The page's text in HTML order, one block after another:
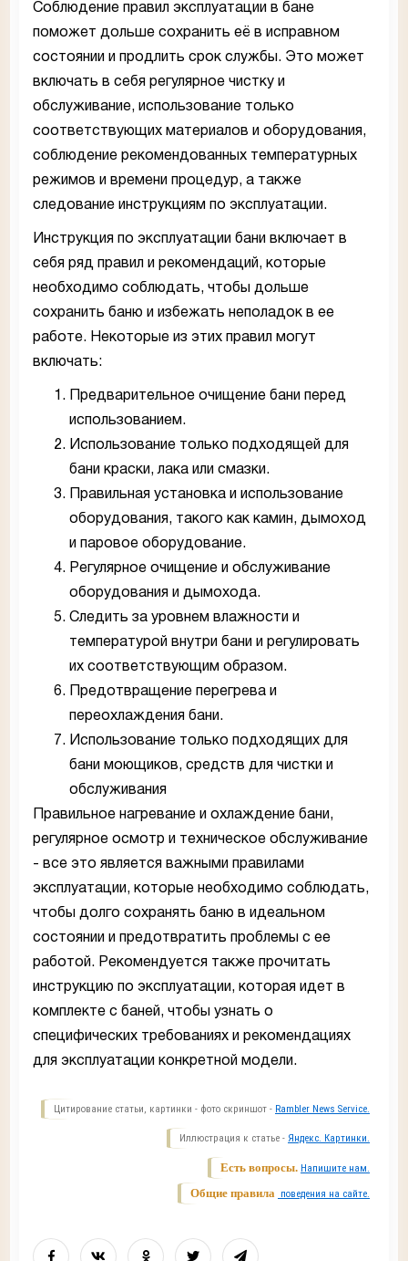
Соблюдение правил эксплуатации в бане
поможет дольше сохранить её в исправном
состоянии и продлить срок службы. Это может
включать в себя регулярное чистку и
обслуживание, использование только
соответствующих материалов и оборудования,
соблюдение рекомендованных температурных
режимов и времени процедур, а также
следование инструкциям по эксплуатации.
Инструкция по эксплуатации бани включает в
себя ряд правил и рекомендаций, которые
необходимо соблюдать, чтобы дольше
сохранить баню и избежать неполадок в ее
работе. Некоторые из этих правил могут
включать:
Предварительное очищение бани перед
использованием.
Использование только подходящей для
бани краски, лака или смазки.
Правильная установка и использование
оборудования, такого как камин, дымоход
и паровое оборудование.
Регулярное очищение и обслуживание
оборудования и дымохода.
Следить за уровнем влажности и
температурой внутри бани и регулировать
их соответствующим образом.
Предотвращение перегрева и
переохлаждения бани.
Использование только подходящих для
бани моющиков, средств для чистки и
обслуживания
Правильное нагревание и охлаждение бани,
регулярное осмотр и техническое обслуживание
- все это является важными правилами
эксплуатации, которые необходимо соблюдать,
чтобы долго сохранять баню в идеальном
состоянии и предотвратить проблемы с ее
работой. Рекомендуется также прочитать
инструкцию по эксплуатации, которая идет в
комплекте с баней, чтобы узнать о
специфических требованиях и рекомендациях
для эксплуатации конкретной модели.
Цитирование статьи, картинки - фото скриншот - Rambler News Service.
Иллюстрация к статье - Яндекс. Картинки.
Есть вопросы. Напишите нам.
Общие правила поведения на сайте.